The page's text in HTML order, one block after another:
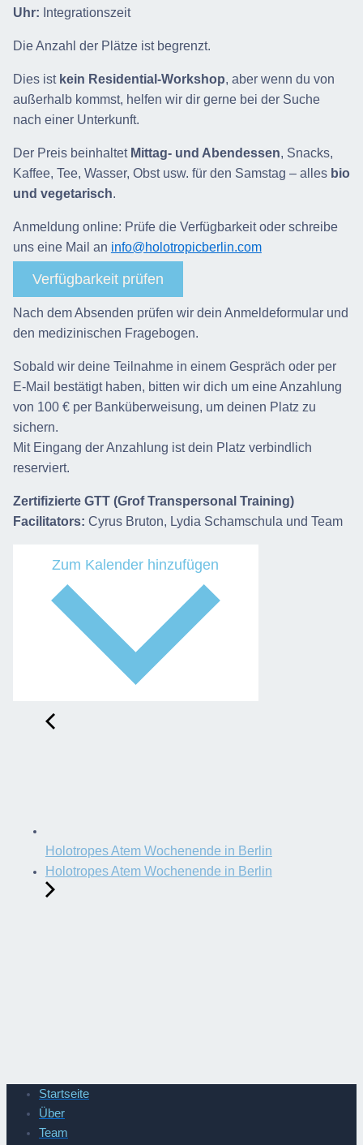
Uhr: Integrationszeit
Die Anzahl der Plätze ist begrenzt.
Dies ist kein Residential-Workshop, aber wenn du von
außerhalb kommst, helfen wir dir gerne bei der Suche
nach einer Unterkunft.
Der Preis beinhaltet Mittag- und Abendessen, Snacks,
Kaffee, Tee, Wasser, Obst usw. für den Samstag – alles bio
und vegetarisch.
Anmeldung online: Prüfe die Verfügbarkeit oder schreibe
uns eine Mail an info@holotropicberlin.com
Verfügbarkeit prüfen
Nach dem Absenden prüfen wir dein Anmeldeformular und
den medizinischen Fragebogen.
Sobald wir deine Teilnahme in einem Gespräch oder per
E-Mail bestätigt haben, bitten wir dich um eine Anzahlung
von 100 € per Banküberweisung, um deinen Platz zu
sichern.
Mit Eingang der Anzahlung ist dein Platz verbindlich
reserviert.
Zertifizierte GTT (Grof Transpersonal Training)
Facilitators: Cyrus Bruton, Lydia Schamschula und Team
Holotropes Atem Wochenende in Berlin
Holotropes Atem Wochenende in Berlin
Startseite
Über
Team